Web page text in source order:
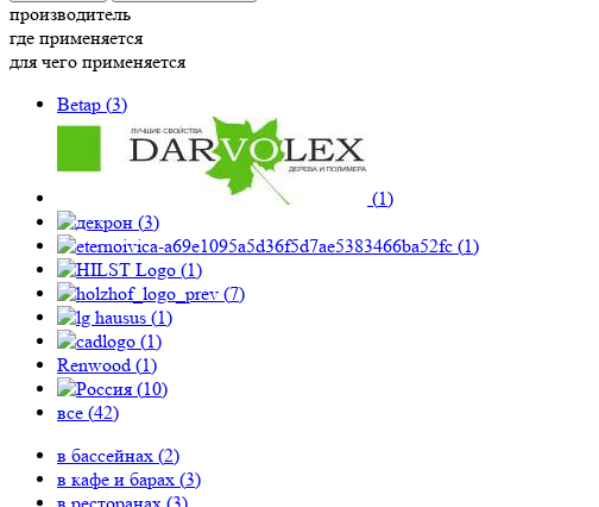
производитель
где применяется
для чего применяется
Betap (3)
(1)
(3)
(1)
(1)
(7)
(1)
(1)
Renwood (1)
(10)
все (42)
в бассейнах (2)
в кафе и барах (3)